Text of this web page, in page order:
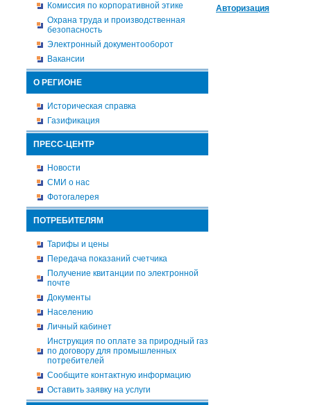
Комиссия по корпоративной этике
Охрана труда и производственная
безопасность
Электронный документооборот
Вакансии
О РЕГИОНЕ
Историческая справка
Газификация
ПРЕСС-ЦЕНТР
Новости
СМИ о нас
Фотогалерея
ПОТРЕБИТЕЛЯМ
Тарифы и цены
Передача показаний счетчика
Получение квитанции по электронной
почте
Документы
Населению
Личный кабинет
Инструкция по оплате за природный газ
по договору для промышленных
потребителей
Сообщите контактную информацию
Оставить заявку на услуги
Авторизация